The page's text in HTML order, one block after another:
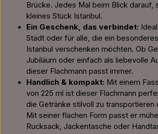
Brücke. Jedes Mal beim Blick darauf,
kleines Stück Istanbul.
Ein Geschenk, das verbindet:
Stadt oder für alle, die ein
Istanbul verschenken möchten. Ob
Jubiläum oder einfach als liebevolle
dieser Flachmann passt immer.
Handlich & kompakt: Mit einem
von 225 ml ist dieser Flachmann
die Getränke stilvoll zu transportieren
Mit seiner flachen Form passt er
Rucksack, Jackentasche oder